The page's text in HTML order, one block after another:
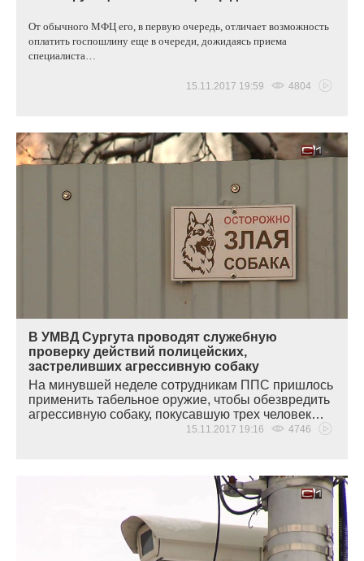
От обычного МФЦ его, в первую очередь, отличает возможность
оплатить госпошлину еще в очереди, дожидаясь приема
специалиста…
15.11.2017 19:59 4804
В УМВД Сургута проводят служебную
проверку действий полицейских,
застреливших агрессивную собаку
На минувшей неделе сотрудникам ППС пришлось
применить табельное оружие, чтобы обезвредить
агрессивную собаку, покусавшую трех человек…
15.11.2017 19:16 4746